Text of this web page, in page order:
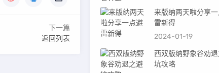
下一篇
返回列表
来版纳两天啦分享
雷新得
2024-01-19
西双版纳野象谷劝
坑攻略